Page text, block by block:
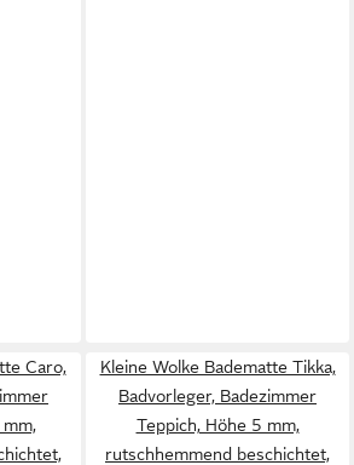
Caro,
Kleine Wolke Badematte Tikka,
Badvorleger, Badezimmer
Teppich, Höhe 5 mm,
rutschhemmend beschichtet,